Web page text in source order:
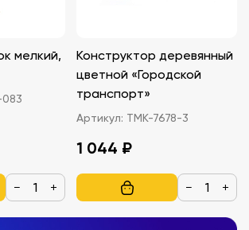
мелкий,
− +
Конструктор деревянный
цветной «Городской
транспорт»
Артикул: ТМК-7678-3
1 044 ₽
− +